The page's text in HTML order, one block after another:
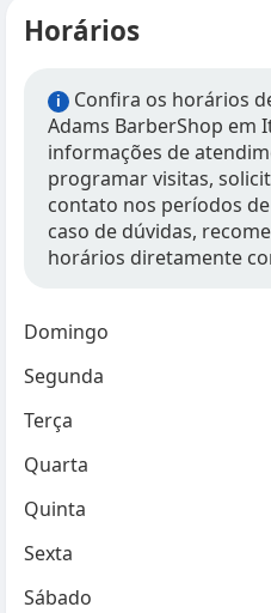
Horários
i
Confira os horários
Adams BarberShop em
informações de
programar visitas,
contato nos períodos
caso de dúvidas,
horários diretamente
Domingo
Segunda
Terça
Quarta
Quinta
Sexta
Sábado